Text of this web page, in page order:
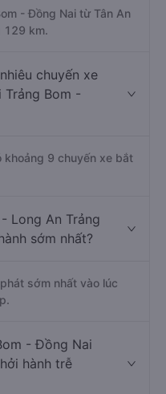
- Đồng Nai từ Tân An
129 km.
chuyến xe
Trảng Bom -
khoảng 9 chuyến xe bắt
Long An Trảng
sớm nhất?
sớm nhất vào lúc
- Đồng Nai
hành trễ